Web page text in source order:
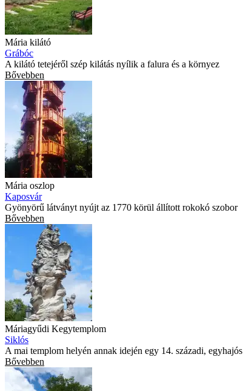
Mária kilátó
Grábóc
A kilátó tetejéről szép kilátás nyílik a falura és a környez
Bővebben
Mária oszlop
Kaposvár
Gyönyörű látványt nyújt az 1770 körül állított rokokó szobor
Bővebben
Máriagyűdi Kegytemplom
Siklós
A mai templom helyén annak idején egy 14. századi, egyhajós
Bővebben